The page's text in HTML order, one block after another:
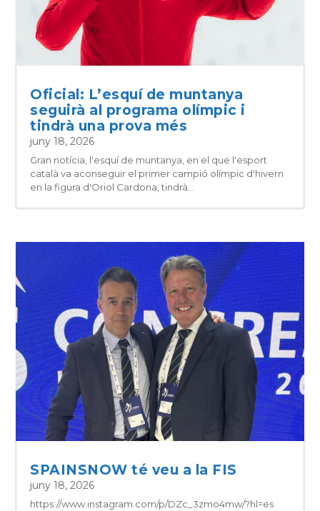
Oficial: L’esquí de muntanya
seguirà al programa olímpic i
tindrà una prova més
juny 18, 2026
Gran notícia, l'esquí de muntanya, en el que l'esport
català va aconseguir el primer campió olímpic d'hivern
en la figura d'Oriol Cardona, tindrà...
SPAINSNOW té veu a la FIS
juny 18, 2026
https://www.instagram.com/p/DZc_3zmo4mw/?hl=es